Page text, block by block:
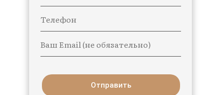
Телефон
Ваш Email (не обязательно)
Отправить